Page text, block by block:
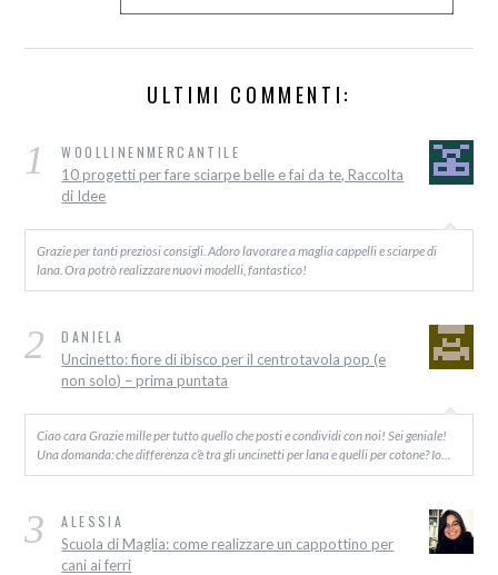
ULTIMI COMMENTI:
1 WOOLLINENMERCANTILE
10 progetti per fare sciarpe belle e fai da te, Raccolta
di Idee
Grazie per tanti preziosi consigli. Adoro lavorare a maglia cappelli e sciarpe di
lana. Ora potrò realizzare nuovi modelli, fantastico!
2 DANIELA
Uncinetto: fiore di ibisco per il centrotavola pop (e
non solo) – prima puntata
Ciao cara Grazie mille per tutto quello che posti e condividi con noi! Sei geniale!
Una domanda: che differenza c’è tra gli uncinetti per lana e quelli per cotone? Io…
3 ALESSIA
Scuola di Maglia: come realizzare un cappottino per
cani ai ferri